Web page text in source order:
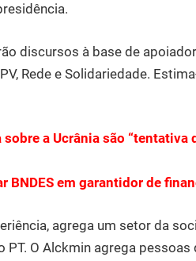
discursos à base de
Rede e Solidariedade.
a Ucrânia são “tentativa
BNDES em garantidor de
agrega um setor da
PT. O Alckmin agrega